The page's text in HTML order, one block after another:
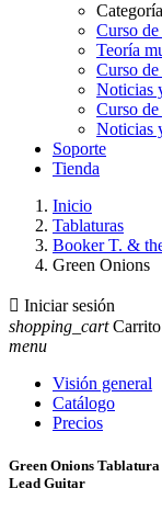
Curso
Teoría
Curso de
Noticias
Curso
Noticias
Soporte
Tienda
Inicio
Tablaturas
Booker T. &
Green Onions
 Iniciar sesión
shopping_cart Carrito
menu
Visión general
Catálogo
Precios
Green Onions
Lead Guitar